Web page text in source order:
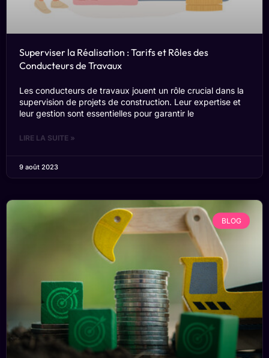
Superviser la Réalisation : Tarifs et Rôles des
Conducteurs de Travaux
Les conducteurs de travaux jouent un rôle crucial dans la
supervision de projets de construction. Leur expertise et
leur gestion sont essentielles pour garantir le
LIRE LA SUITE »
9 août 2023
BLOG